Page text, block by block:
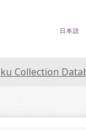
日本語
Database (Collections Database of the